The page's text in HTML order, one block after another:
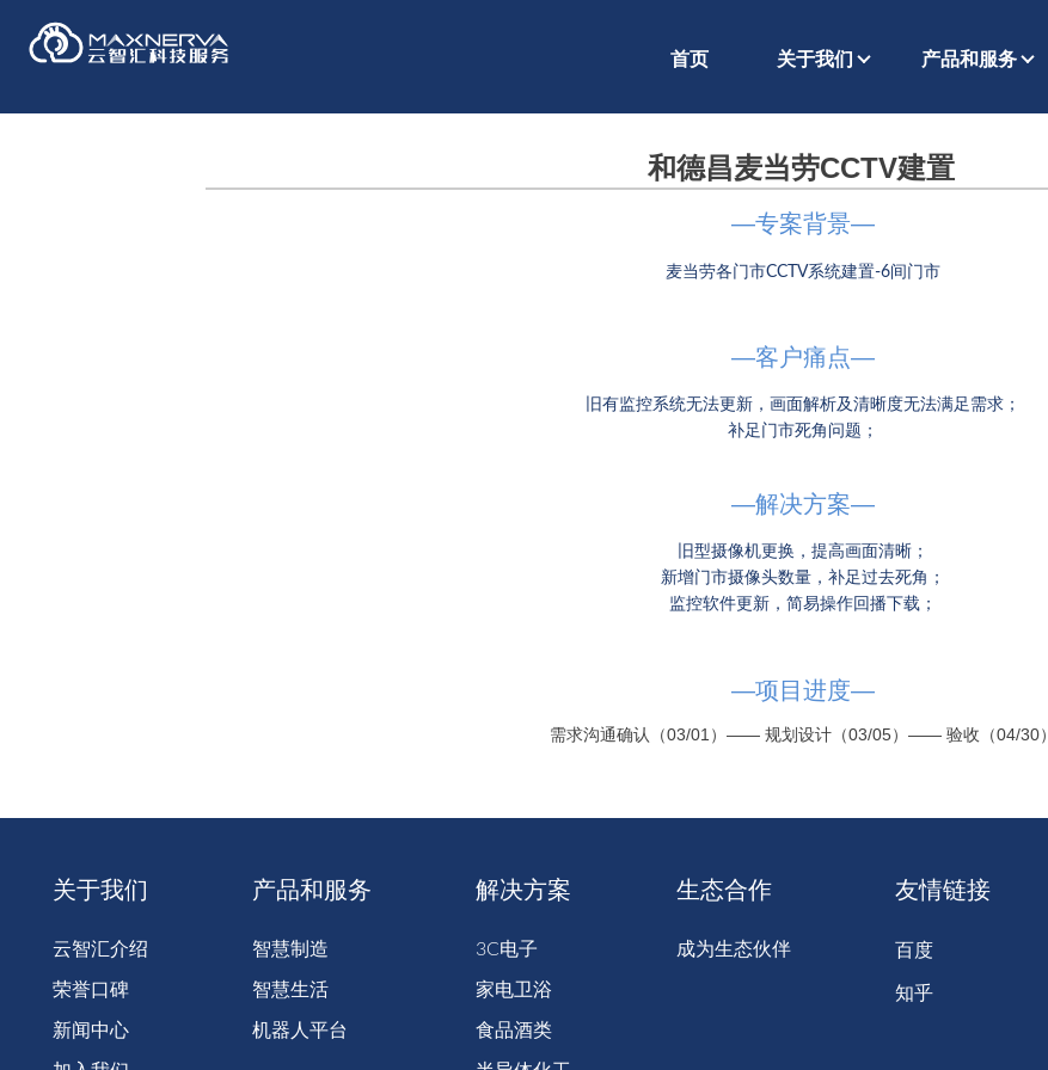
首页 关于我们 产品和服务
和德昌麦当劳CCTV建置
—专案背景—
麦当劳各门市CCTV系统建置-6间门市
—客户痛点—
旧有监控系统无法更新，画面解析及清晰度无法满足需求；
补足门市死角问题；
—解决方案—
旧型摄像机更换，提高画面清晰；
新增门市摄像头数量，补足过去死角；
监控软件更新，简易操作回播下载；
—项目进度—
需求沟通确认（03/01）—— 规划设计（03/05）—— 验收（04/30）
关于我们
云智汇介绍
荣誉口碑
新闻中心
产品和服务
智慧制造
智慧生活
机器人平台
解决方案
3C电子
家电卫浴
食品酒类
生态合作
成为生态伙伴
友情链接
百度
知乎